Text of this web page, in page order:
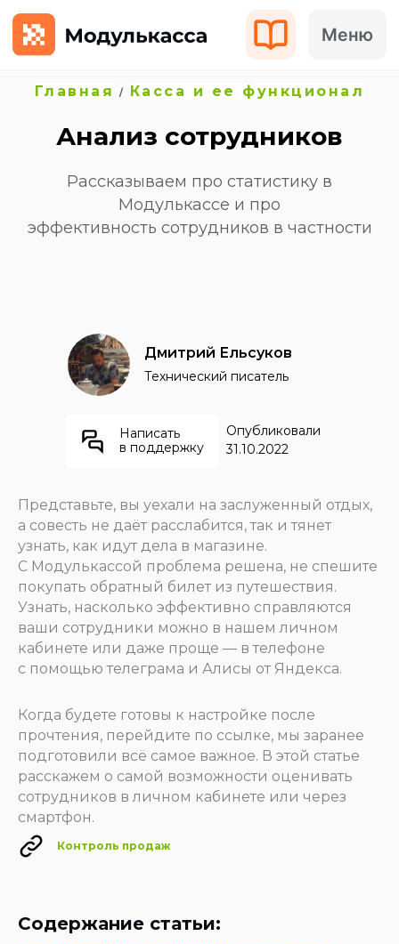
Меню
Главная / Касса и ее функционал
Анализ сотрудников
Рассказываем про статистику в
Модулькассе и про
эффективность сотрудников в частности
Написать
в поддержку
Дмитрий Ельсуков
Технический писатель
Опубликовали
31.10.2022
Представьте, вы уехали на заслуженный отдых,
а совесть не даёт расслабится, так и тянет
узнать, как идут дела в магазине.
С Модулькассой проблема решена, не спешите
покупать обратный билет из путешествия.
Узнать, насколько эффективно справляются
ваши сотрудники можно в нашем личном
кабинете или даже проще — в телефоне
с помощью телеграма и Алисы от Яндекса.
Когда будете готовы к настройке после
прочтения, перейдите по ссылке, мы заранее
подготовили всё самое важное. В этой статье
расскажем о самой возможности оценивать
сотрудников в личном кабинете или через
смартфон.
Контроль продаж
Содержание статьи: